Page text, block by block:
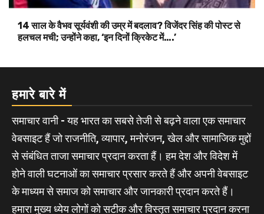
14 साल के वैभव सूर्यवंशी की उम्र में बदलाव? विजेंदर सिंह की पोस्ट से
हलचल मची; उन्होंने कहा, ‘इन दिनों क्रिकेट में….’
हमारे बारे में
समाचार वानी - यह भारत का सबसे तेजी से बढ़ने वाला एक समाचार
वेबसाइट हैं जो राजनीति, व्यापार, मनोरंजन, खेल और सामाजिक मुद्दों
से संबंधित ताजा समाचार प्रदान करता हैं। हम देश और विदेश में
होने वाली घटनाओं का समाचार प्रसार करते हैं और अपनी वेबसाइट
के माध्यम से समाज को समाचार और जानकारी प्रदान करते हैं।
हमारा मुख्य ध्येय लोगों को सटीक और विस्तृत समाचार प्रदान करना